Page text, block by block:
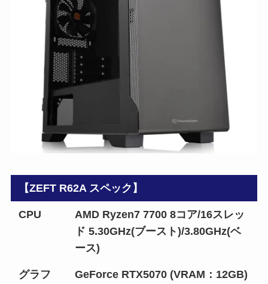
【ZEFT R62A スペック】
CPU
AMD Ryzen7 7700 8コア/16スレッ
ド 5.30GHz(ブースト)/3.80GHz(ベ
ース)
グラフ
GeForce RTX5070 (VRAM：12GB)